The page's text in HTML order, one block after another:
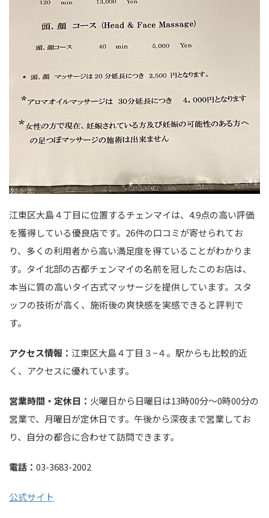
江東区大島４丁目に位置するチェンマイは、4.9点の高い評価
を獲得している優良店です。26件の口コミが寄せられてお
り、多くの利用者から高い満足度を得ていることがわかりま
す。タイ北部の古都チェンマイの名前を冠したこのお店は、
本当に質の高いタイ古式マッサージを提供しています。スタ
ッフの技術が高く、施術後の爽快感を実感できると評判で
す。
アクセス情報： 江東区大島４丁目３−４。駅からも比較的近
く、アクセスに優れています。
営業時間・定休日： 火曜日から日曜日は13時00分～0時00分の
営業で、月曜日が定休日です。午後から深夜まで営業してお
り、自分の都合に合わせて訪問できます。
電話： 03-3683-2002
公式サイト